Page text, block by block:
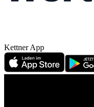
Kettner App